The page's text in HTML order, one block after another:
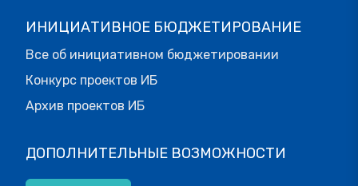
ИНИЦИАТИВНОЕ БЮДЖЕТИРОВАНИЕ
Все об инициативном бюджетировании
Конкурс проектов ИБ
Архив проектов ИБ
ДОПОЛНИТЕЛЬНЫЕ ВОЗМОЖНОСТИ